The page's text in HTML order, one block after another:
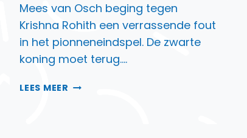
Mees van Osch beging tegen
Krishna Rohith een verrassende fout
in het pionneneindspel. De zwarte
koning moet terug….
LEES MEER LEERZAAM